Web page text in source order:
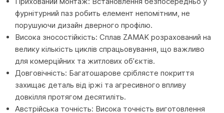
фурнітурний паз робить елемент непомітним, не
порушуючи дизайн дверного профілю.
Висока зносостійкість: Сплав ZAMAK розрахований на
велику кількість циклів спрацьовування, що важливо
для комерційних та житлових об’єктів.
Довговічність: Багатошарове сріблясте покриття
захищає деталь від іржі та агресивного впливу
довкілля протягом десятиліть.
Австрійська точність: Висока точність виготовлення